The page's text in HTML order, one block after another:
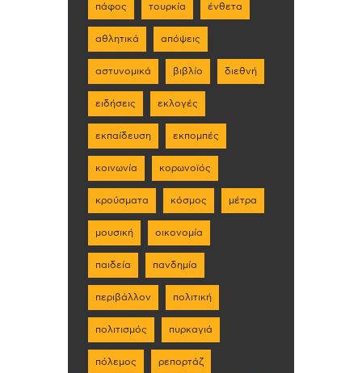
πάφος τουρκία ένθετα
αθλητικά απόψεις
αστυνομικά βιβλίο διεθνή
ειδήσεις εκλογές
εκπαίδευση εκπομπές
κοινωνία κορωνοϊός
κρούσματα κόσμος μέτρα
μουσική οικονομία
παιδεία πανδημία
περιβάλλον πολιτική
πολιτισμός πυρκαγιά
πόλεμος ρεπορτάζ